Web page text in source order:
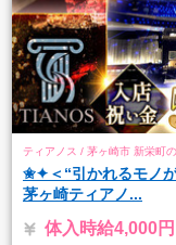
ティアノス / 茅ヶ崎市 新栄町
✬✦＜“引かれるモノ
茅ヶ崎ティアノ...
体入時給4,000